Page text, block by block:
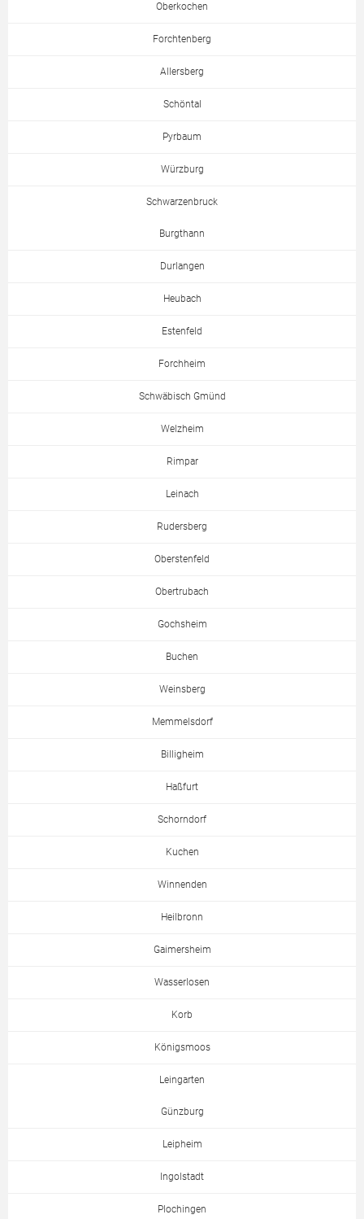
Oberkochen
Forchtenberg
Allersberg
Schöntal
Pyrbaum
Würzburg
Schwarzenbruck
Burgthann
Durlangen
Heubach
Estenfeld
Forchheim
Schwäbisch Gmünd
Welzheim
Rimpar
Leinach
Rudersberg
Oberstenfeld
Obertrubach
Gochsheim
Buchen
Weinsberg
Memmelsdorf
Billigheim
Haßfurt
Schorndorf
Kuchen
Winnenden
Heilbronn
Gaimersheim
Wasserlosen
Korb
Königsmoos
Leingarten
Günzburg
Leipheim
Ingolstadt
Plochingen